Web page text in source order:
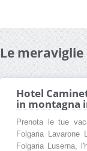
Le
Hotel
in montagna
Prenota le tue
Folgaria Lavarone
Folgaria Luserna,